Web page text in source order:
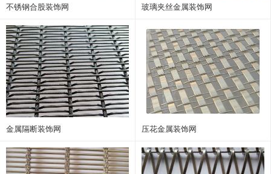
不锈钢合股装饰网 玻璃夹丝金属装饰网
金属隔断装饰网 压花金属装饰网